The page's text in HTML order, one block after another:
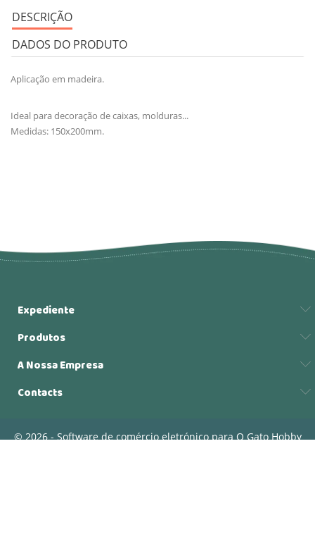
DESCRIÇÃO
DADOS DO PRODUTO
Aplicação em madeira.
Ideal para decoração de caixas, molduras...
Medidas: 150x200mm.
Expediente
Produtos
A Nossa Empresa
Contacts
© 2026 - Software de comércio eletrónico para O Gato Hobby